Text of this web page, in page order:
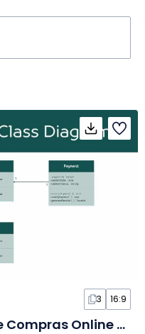
3 16:9
Diagrama de Classes de Compras Online em Quadro Branco